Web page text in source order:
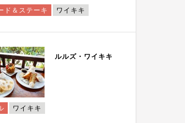
ド＆ステーキ ワイキキ
ルルズ・ワイキキ
ワイキキ